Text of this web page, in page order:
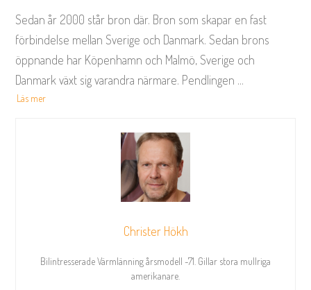
Sedan år 2000 står bron där. Bron som skapar en fast
förbindelse mellan Sverige och Danmark. Sedan brons
öppnande har Köpenhamn och Malmö, Sverige och
Danmark växt sig varandra närmare. Pendlingen ...
Läs mer
Christer Hökh
Bilintresserade Värmlänning årsmodell -71. Gillar stora mullriga
amerikanare.